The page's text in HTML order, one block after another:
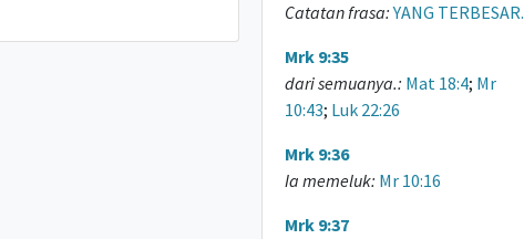
Catatan frasa:YANG TERBESAR.
Mrk 9:35
dari semuanya.: Mat 18:4; Mr
10:43; Luk 22:26
Mrk 9:36
Ia memeluk: Mr 10:16
Mrk 9:37